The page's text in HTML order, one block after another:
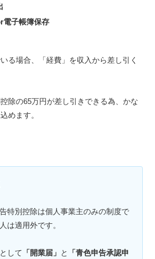
電子帳簿保存
る場合、「経費」を収入から差し引く
除の65万円が差し引きできる為、かな
めます。
特別控除は個人事業主のみの制度で
は適用外です。
して 「開業届」 と
「青色申告承認申